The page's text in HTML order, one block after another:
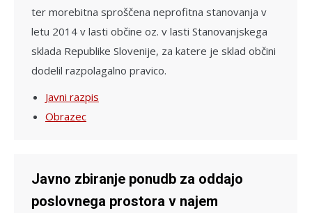
ter morebitna sproščena neprofitna stanovanja v
letu 2014 v lasti občine oz. v lasti Stanovanjskega
sklada Republike Slovenije, za katere je sklad občini
dodelil razpolagalno pravico.
Javni razpis
Obrazec
Javno zbiranje ponudb za oddajo
poslovnega prostora v najem